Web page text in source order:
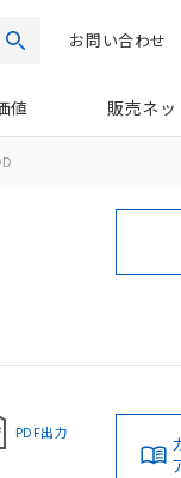
検索お問い合わせ
値 販売ネッ
PDF出力